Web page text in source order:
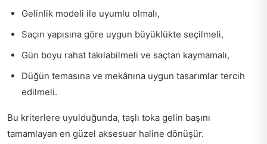
Gelinlik modeli ile uyumlu olmalı,
Saçın yapısına göre uygun büyüklükte seçilmeli,
Gün boyu rahat takılabilmeli ve saçtan kaymamalı,
Düğün temasına ve mekânına uygun tasarımlar tercih
edilmeli.
Bu kriterlere uyulduğunda, taşlı toka gelin başını
tamamlayan en güzel aksesuar haline dönüşür.